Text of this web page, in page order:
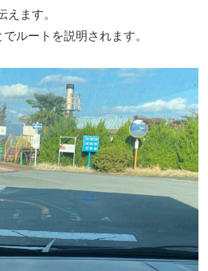
ます。
ルートを説明されます。